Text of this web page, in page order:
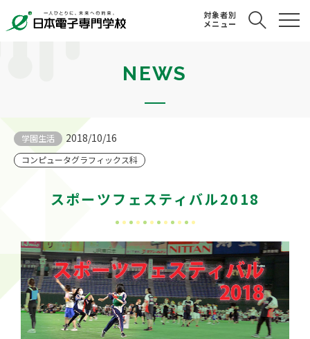
対象者別
メニュー
NEWS
学園生活 2018/10/16
コンピュータグラフィックス科
スポーツフェスティバル2018